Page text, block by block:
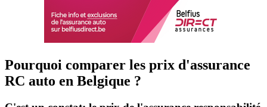
Pourquoi comparer les prix d'assurance
RC auto en Belgique ?